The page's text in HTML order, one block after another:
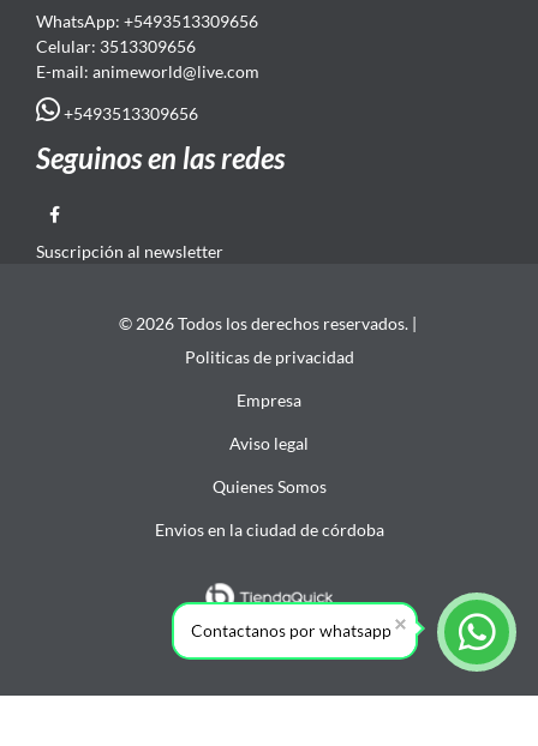
WhatsApp: +5493513309656
Celular: 3513309656
E-mail: animeworld@live.com
+5493513309656
Seguinos en las redes
Suscripción al newsletter
© 2026 Todos los derechos reservados. |
Politicas de privacidad
Empresa
Aviso legal
Quienes Somos
Envios en la ciudad de córdoba
Contactanos por whatsapp